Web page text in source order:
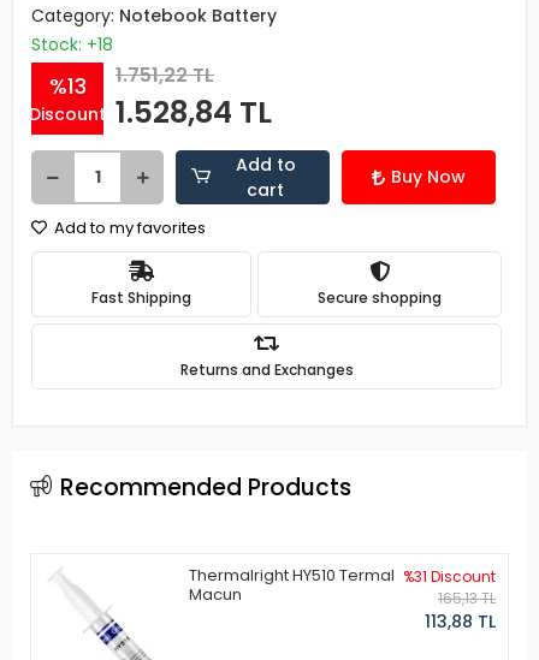
Category: Notebook Battery
Stock: +18
%13
Discount
1.751,22 TL
1.528,84 TL
Add to
cart
Buy Now
Add to my favorites
Fast Shipping Secure shopping
Returns and Exchanges
Recommended Products
Thermalright HY510 Termal
Macun
%31 Discount
165,13 TL
113,88 TL